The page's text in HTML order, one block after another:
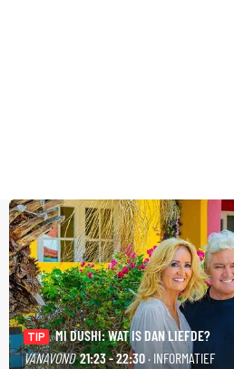
TIP
MI DUSHI: WAT IS DAN LIEFDE?
VANAVOND 21:23 - 22:30 · INFORMATIEF